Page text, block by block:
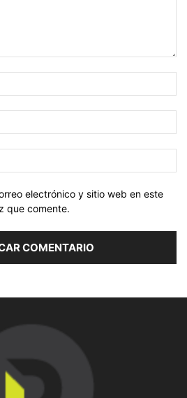
electrónico y sitio web en este
que comente.